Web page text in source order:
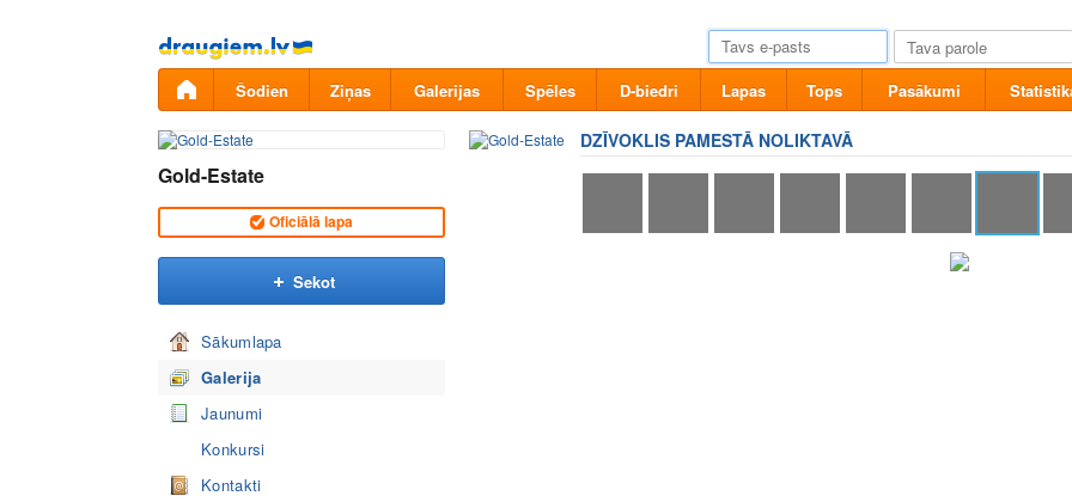
Pāriet
uz
saturu
Šodien Ziņas Galerijas Spēles D-biedri Lapas Tops Pasākumi
Gold-Estate
Oficiālā lapa
Sekot
Sākumlapa
Galerija
Jaunumi
Konkursi
Kontakti
DZĪVOKLIS PAMESTĀ NOLIKTAVĀ